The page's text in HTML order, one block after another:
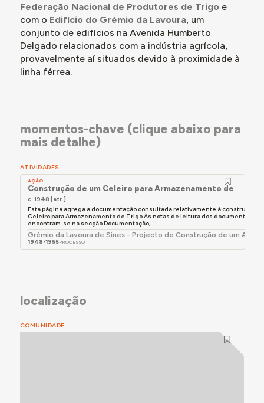
Federação Nacional de Produtores de Trigo e
com o Edifício do Grémio da Lavoura, um
conjunto de edifícios na Avenida Humberto
Delgado relacionados com a indústria agrícola,
provavelmente aí situados devido à proximidade à
linha férrea.
momentos-chave (clique abaixo para
mais detalhe)
ATIVIDADES
AÇÃO
Construção de um Celeiro para Armazenamento de Trigo
c. 1948 [atr.]
Esta página agrega a documentação consultada relativamente à construção
Celeiro para Armazenamento de Trigo.As notas de leitura dos documentos
encontram-se na secção Documentação,...
Grémio da Lavoura de Sines - Projecto de Construção de um
1948-1955PROCESSO
localização
COMUNIDADE